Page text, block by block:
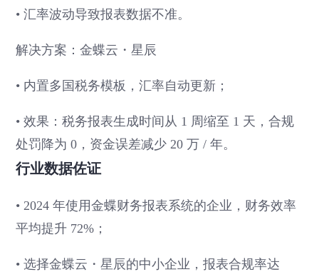
• 汇率波动导致报表数据不准。
解决方案：金蝶云・星辰
• 内置多国税务模板，汇率自动更新；
• 效果：税务报表生成时间从 1 周缩至 1 天，合规
处罚降为 0，资金误差减少 20 万 / 年。
行业数据佐证
• 2024 年使用金蝶财务报表系统的企业，财务效率
平均提升 72%；
• 选择金蝶云・星辰的中小企业，报表合规率达